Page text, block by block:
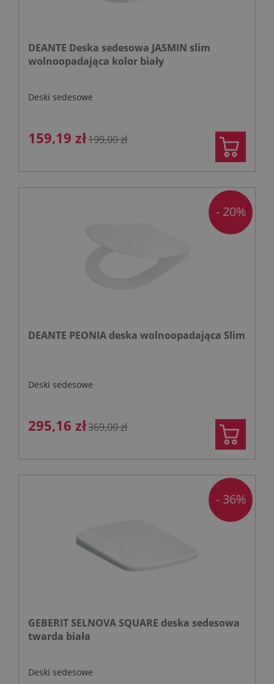
DEANTE Deska sedesowa JASMIN slim
wolnoopadająca kolor biały
Deski sedesowe
159,19 zł199,00 zł
DEANTE PEONIA deska wolnoopadająca Slim
Deski sedesowe
295,16 zł369,00 zł
- 20%
GEBERIT SELNOVA SQUARE deska sedesowa
twarda biała
Deski sedesowe
- 36%